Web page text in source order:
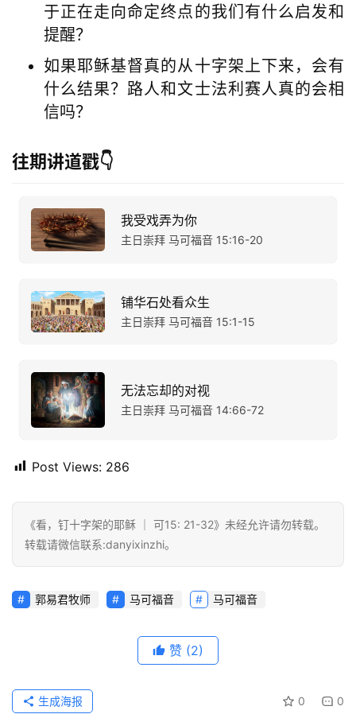
于正在走向命定终点的我们有什么启发和
提醒？
如果耶稣基督真的从十字架上下来，会有
什么结果？路人和文士法利赛人真的会相
信吗？
往期讲道戳👇
我受戏弄为你
主日崇拜 马可福音 15:16-20
铺华石处看众生
主日崇拜 马可福音 15:1-15
无法忘却的对视
主日崇拜 马可福音 14:66-72
Post Views: 286
《看，钉十字架的耶稣 ｜ 可15: 21-32》未经允许请勿转载。
转载请微信联系:danyixinzhi。
郭易君牧师 马可福音 马可福音
赞 (2)
0 0
生成海报